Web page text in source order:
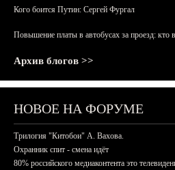
Кого боится Путин: Сергей Фургал
Повышение платы в автобусах за проезд: кто
Архив блогов >>
НОВОЕ НА ФОРУМЕ
Трилогия "Китобои" А. Вахова.
Охранник спит - смена идёт
80% российского медиаконтента это